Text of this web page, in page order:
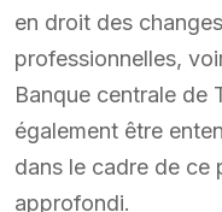
en droit des
professionnelles,
Banque centrale de
également être
dans le cadre de ce
approfondi.